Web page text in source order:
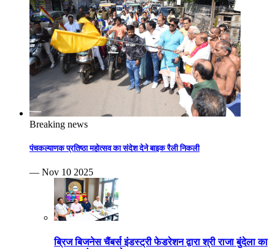
Breaking news
पंचकल्याणक प्रतिष्ठा महोत्सव का संदेश देने बाइक रैली निकली
— Nov 10 2025
ब्रिज बिजनेस चैंबर्स इंडस्ट्री फेडरेशन द्वारा श्री राजा बुंदेला का